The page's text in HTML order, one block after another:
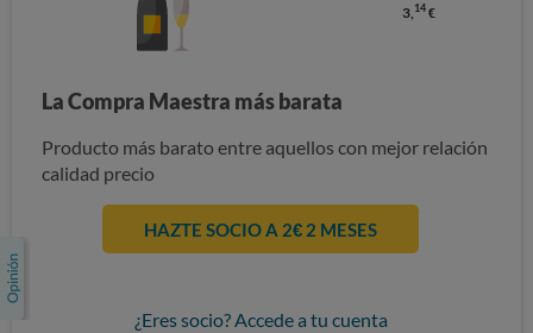
3, 14 €
La Compra Maestra más barata
Producto más barato entre aquellos con mejor relación
calidad precio
HAZTE SOCIO A 2€ 2 MESES
¿Eres socio? Accede a tu cuenta